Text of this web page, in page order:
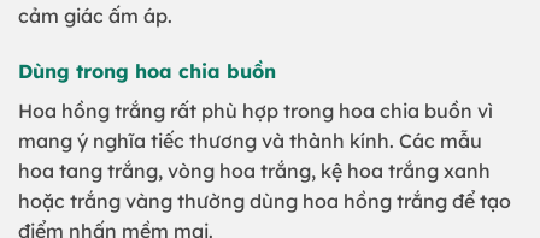
cảm giác ấm áp.
Dùng trong hoa chia buồn
Hoa hồng trắng rất phù hợp trong hoa chia buồn vì
mang ý nghĩa tiếc thương và thành kính. Các mẫu
hoa tang trắng, vòng hoa trắng, kệ hoa trắng xanh
hoặc trắng vàng thường dùng hoa hồng trắng để tạo
điểm nhấn mềm mại.